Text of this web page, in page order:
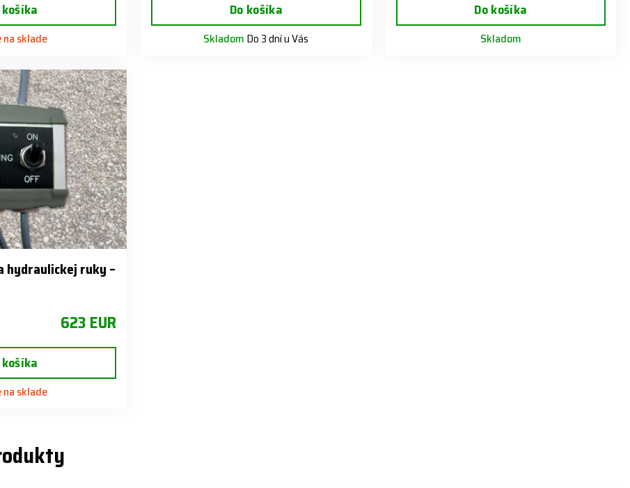
košíka
na sklade
Do košíka
Skladom Do 3 dní u Vás
Do košíka
Skladom
hydraulickej ruky –
623 EUR
košíka
na sklade